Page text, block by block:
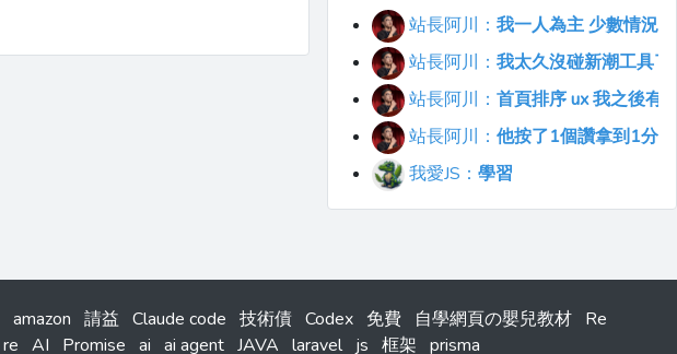
站長阿川： 我一人為主 少數情況
站長阿川： 我太久沒碰新潮工具了
站長阿川： 首頁排序 ux 我之後有
站長阿川： 他按了1個讚拿到1分
我愛JS： 學習
amazon 請益 Claude code 技術債 Codex 免費 自學網頁の嬰兒教材 Re
re AI Promise ai ai agent JAVA laravel js 框架 prisma